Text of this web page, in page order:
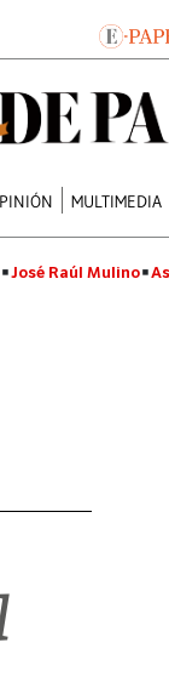
MULTIMEDIA
José Raúl Mulino